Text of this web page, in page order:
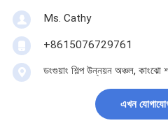
Ms. Cathy
+8615076729761
ডংগুয়াং শিল্প উন্নয়ন অঞ্চল, কাংঝো
এখন